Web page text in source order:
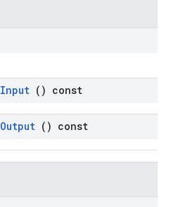
Input () const
Output () const